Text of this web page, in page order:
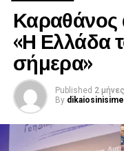
Καραθάνος
«Η Ελλάδα
σήμερα»
Published 2
By